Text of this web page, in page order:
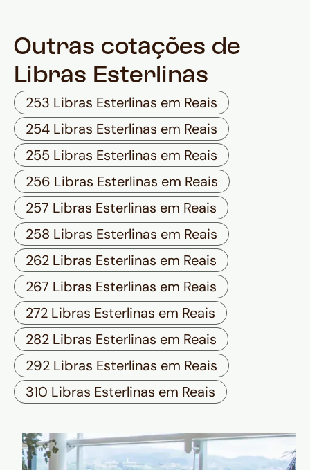
Outras cotações de
Libras Esterlinas
253 Libras Esterlinas em Reais
254 Libras Esterlinas em Reais
255 Libras Esterlinas em Reais
256 Libras Esterlinas em Reais
257 Libras Esterlinas em Reais
258 Libras Esterlinas em Reais
262 Libras Esterlinas em Reais
267 Libras Esterlinas em Reais
272 Libras Esterlinas em Reais
282 Libras Esterlinas em Reais
292 Libras Esterlinas em Reais
310 Libras Esterlinas em Reais